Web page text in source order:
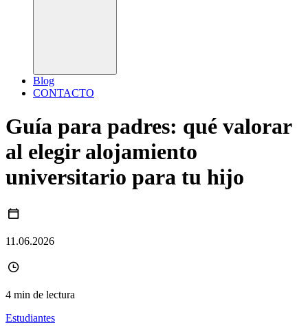
Blog
CONTACTO
Guía para padres: qué valorar
al elegir alojamiento
universitario para tu hijo
11.06.2026
4 min de lectura
Estudiantes